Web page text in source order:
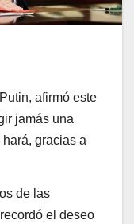
afirmó este
jamás una
gracias a
de las
el deseo